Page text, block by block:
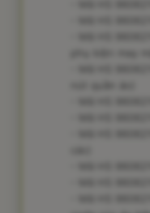
- Mã HS
- Mã HS
- Mã HS
- Mã HS
- Mã HS